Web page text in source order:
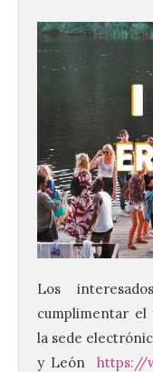
Los
cumplimentar el
la sede
y Leónhttps://